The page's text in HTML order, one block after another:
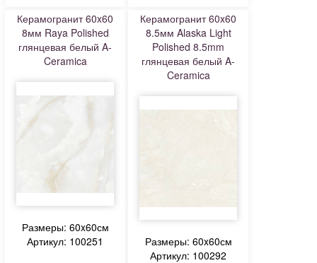
Керамогранит 60x60
8мм Raya Polished
глянцевая белый A-
Ceramica
Размеры: 60x60см
Артикул: 100251
Керамогранит 60x60
8.5мм Alaska Light
Polished 8.5mm
глянцевая белый A-
Ceramica
Размеры: 60x60см
Артикул: 100292